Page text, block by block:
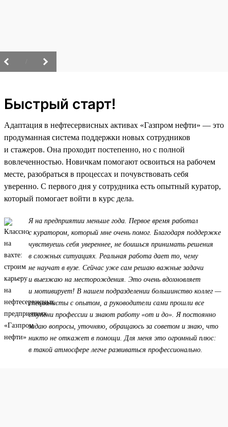
Быстрый старт!
Адаптация в нефтесервисных активах «Газпром нефти» — это
продуманная система поддержки новых сотрудников
и стажеров. Она проходит постепенно, но с полной
вовлеченностью. Новичкам помогают освоиться на рабочем
месте, разобраться в процессах и почувствовать себя
уверенно. С первого дня у сотрудника есть опытный куратор,
который помогает войти в курс дела.
Я на предприятии меньше года. Первое время работал
с куратором, который мне очень помог. Благодаря поддержке
чувствуешь себя увереннее, не боишься принимать решения
в сложных ситуациях. Реальная работа дает то, чему
не научат в вузе. Сейчас уже сам решаю важные задачи
и выезжаю на месторождения. Это очень вдохновляет
и мотивирует! В нашем подразделении большинство коллег —
специалисты с опытом, а руководители сами прошли все
ступени профессии и знают работу «от и до». Я постоянно
задаю вопросы, уточняю, обращаюсь за советом и знаю, что
никто не откажет в помощи. Для меня это огромный плюс:
в такой атмосфере легче развиваться профессионально.